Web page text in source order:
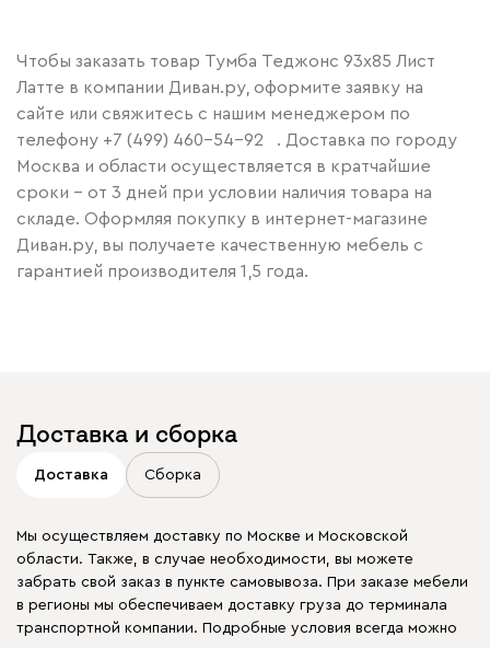
Чтобы заказать товар Тумба Теджонс 93x85 Лист ​
Латте в компании Диван.ру, оформите заявку на
сайте или свяжитесь с нашим менеджером по
телефону +7 (499) 460-54-92
. Доставка по городу
Москва и области осуществляется в кратчайшие
сроки – от 3 дней при условии наличия товара на
складе. Оформляя покупку в интернет-магазине
Диван.ру, вы получаете качественную мебель с
гарантией производителя 1,5 года.
Доставка и сборка
Доставка Сборка
Мы осуществляем доставку по Москве и Московской
области. Также, в случае необходимости, вы можете
забрать свой заказ в пункте самовывоза. При заказе мебели
в регионы мы обеспечиваем доставку груза до терминала
транспортной компании. Подробные условия всегда можно